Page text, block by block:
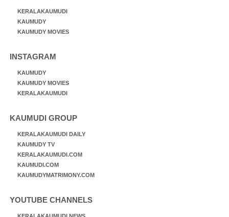
KERALAKAUMUDI
KAUMUDY
KAUMUDY MOVIES
INSTAGRAM
KAUMUDY
KAUMUDY MOVIES
KERALAKAUMUDI
KAUMUDI GROUP
KERALAKAUMUDI DAILY
KAUMUDY TV
KERALAKAUMUDI.COM
KAUMUDI.COM
KAUMUDYMATRIMONY.COM
YOUTUBE CHANNELS